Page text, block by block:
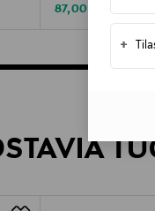
+
Discounted Price
87,00 €